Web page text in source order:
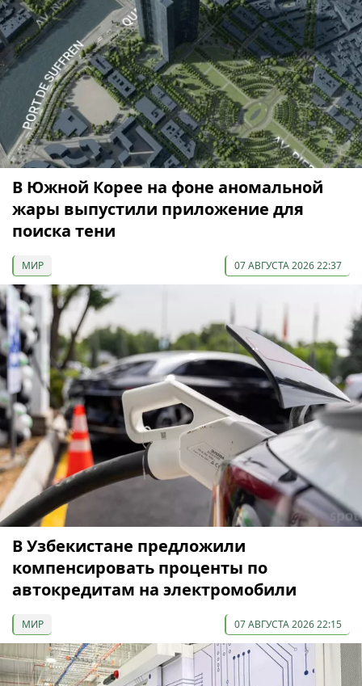
В Южной Корее на фоне аномальной
жары выпустили приложение для
поиска тени
МИР 07 АВГУСТА 2026 22:37
В Узбекистане предложили
компенсировать проценты по
автокредитам на электромобили
МИР 07 АВГУСТА 2026 22:15